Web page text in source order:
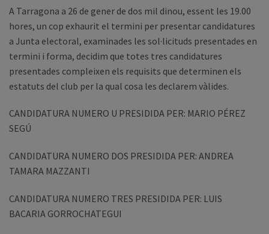
A Tarragona a 26 de gener de dos mil dinou, essent les 19.00
hores, un cop exhaurit el termini per presentar candidatures
a Junta electoral, examinades les sol·licituds presentades en
termini i forma, decidim que totes tres candidatures
presentades compleixen els requisits que determinen els
estatuts del club per la qual cosa les declarem vàlides.
CANDIDATURA NUMERO U PRESIDIDA PER: MARIO PÉREZ
SEGÚ
CANDIDATURA NUMERO DOS PRESIDIDA PER: ANDREA
TAMARA MAZZANTI
CANDIDATURA NUMERO TRES PRESIDIDA PER: LUIS
BACARIA GORROCHATEGUI